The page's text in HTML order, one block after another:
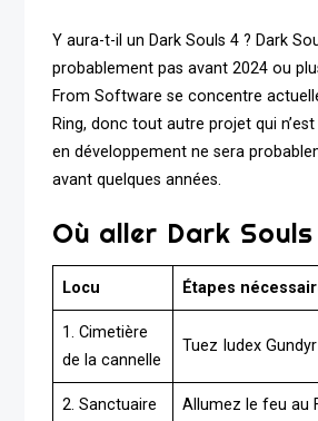
Y aura-t-il un Dark Souls 4 ? Dark
probablement pas avant 2024 ou
From Software se concentre
Ring, donc tout autre projet qui
en développement ne sera
avant quelques années.
Où aller Dark
Locu Étapes
1. Cimetière
de la cannelle
Tuez Iudex Gundyr
2. Sanctuaire
Allumez le feu au